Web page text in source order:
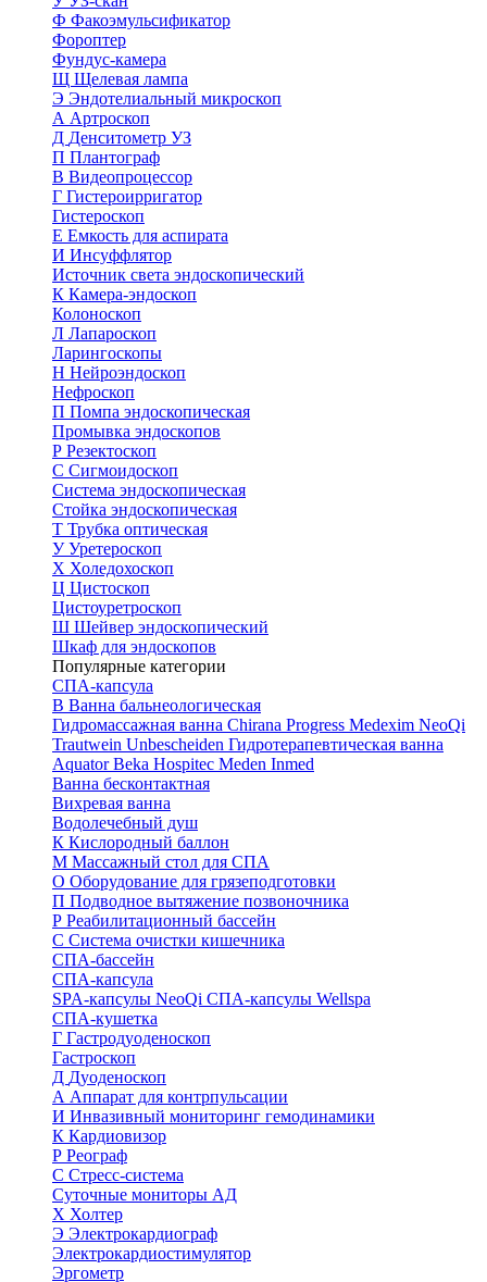
Ф Факоэмульсификатор
Фороптер
Фундус-камера
Щ Щелевая лампа
Э Эндотелиальный микроскоп
А Артроскоп
Д Денситометр УЗ
П Плантограф
В Видеопроцессор
Г Гистероирригатор
Гистероскоп
Е Емкость для аспирата
И Инсуффлятор
Источник света эндоскопический
К Камера-эндоскоп
Колоноскоп
Л Лапароскоп
Ларингоскопы
Н Нейроэндоскоп
Нефроскоп
П Помпа эндоскопическая
Промывка эндоскопов
Р Резектоскоп
С Сигмоидоскоп
Система эндоскопическая
Стойка эндоскопическая
Т Трубка оптическая
УУретероскоп
Х Холедохоскоп
Ц Цистоскоп
Цистоуретроскоп
Ш Шейвер эндоскопический
Шкаф для эндоскопов
Популярные категории
СПА-капсула
В Ванна бальнеологическая
Гидромассажная ванна Chirana Progress Medexim NeoQi
Trautwein Unbescheiden Гидротерапевтическая ванна
AquatorBeka Hospitec Meden Inmed
Ванна бесконтактная
Вихревая ванна
Водолечебный душ
К Кислородный баллон
М Массажный стол для СПА
О Оборудование для грязеподготовки
П Подводное вытяжение позвоночника
Р Реабилитационный бассейн
С Система очистки кишечника
СПА-бассейн
СПА-капсула
SPA-капсулы NeoQi СПА-капсулы Wellspa
СПА-кушетка
Г Гастродуоденоскоп
Гастроскоп
Д Дуоденоскоп
А Аппарат для контрпульсации
И Инвазивный мониторинг гемодинамики
К Кардиовизор
Р Реограф
С Стресс-система
Суточные мониторы АД
Х Холтер
Э Электрокардиограф
Электрокардиостимулятор
Эргометр